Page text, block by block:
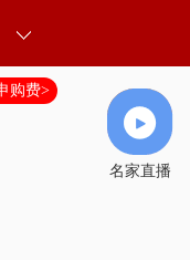
购费>
名家直播